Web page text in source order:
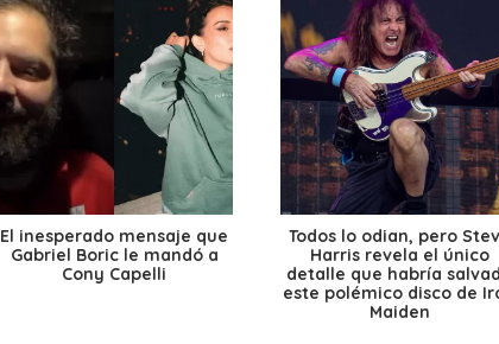
El inesperado mensaje que
Gabriel Boric le mandó a
Cony Capelli
Todos lo odian, pero
Harris revela el único
detalle que habría
este polémico disco de
Maiden